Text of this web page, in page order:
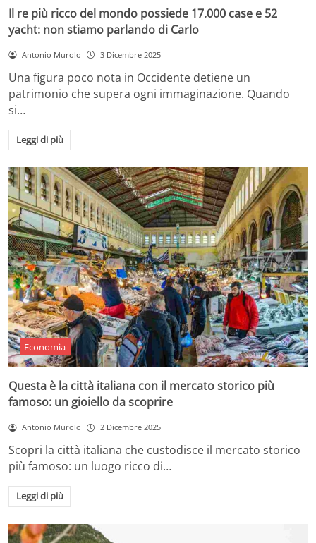
Il re più ricco del mondo possiede 17.000 case e 52
yacht: non stiamo parlando di Carlo
Antonio Murolo 3 Dicembre 2025
Una figura poco nota in Occidente detiene un
patrimonio che supera ogni immaginazione. Quando
si…
Leggi di più
Economia
Questa è la città italiana con il mercato storico più
famoso: un gioiello da scoprire
Antonio Murolo 2 Dicembre 2025
Scopri la città italiana che custodisce il mercato storico
più famoso: un luogo ricco di…
Leggi di più